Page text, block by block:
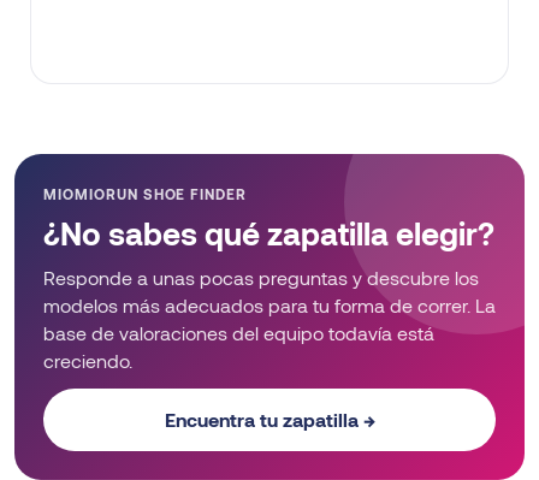
MIOMIORUN SHOE FINDER
¿No sabes qué zapatilla elegir?
Responde a unas pocas preguntas y descubre los
modelos más adecuados para tu forma de correr. La
base de valoraciones del equipo todavía está
creciendo.
Encuentra tu zapatilla →